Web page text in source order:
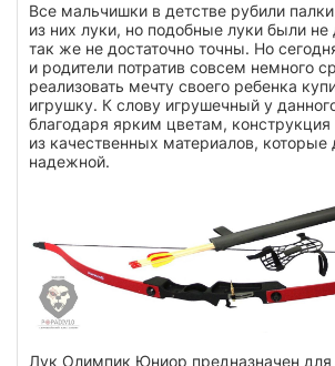
Все мальчишки в детстве рубили палки
из них луки, но подобные луки были не
так же не достаточно точны. Но
и родители потратив совсем немного
реализовать мечту своего ребенка
игрушку. К слову игрушечный у
благодаря ярким цветам, конструкция
из качественных материалов, которые
надежной.
Лук Олимпик Юниор предназначен